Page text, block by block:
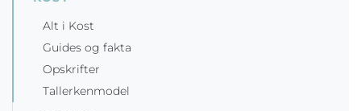
Alt i Kost
Guides og fakta
Opskrifter
Tallerkenmodel